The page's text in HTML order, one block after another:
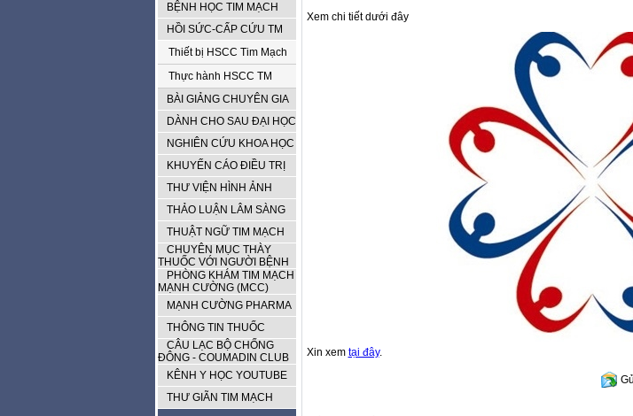
BỆNH HỌC TIM MẠCH
HỒI SỨC-CẤP CỨU TM
Thiết bị HSCC Tim Mạch
Thực hành HSCC TM
BÀI GIẢNG CHUYÊN GIA
DÀNH CHO SAU ĐẠI HỌC
NGHIÊN CỨU KHOA HỌC
KHUYẾN CÁO ĐIỀU TRỊ
THƯ VIỆN HÌNH ẢNH
THẢO LUẬN LÂM SÀNG
THUẬT NGỮ TIM MẠCH
CHUYÊN MỤC THÀY
THUỐC VỚI NGƯỜI BỆNH
PHÒNG KHÁM TIM MẠCH
MẠNH CƯỜNG (MCC)
MẠNH CƯỜNG PHARMA
THÔNG TIN THUỐC
CÂU LẠC BỘ CHỐNG
ĐÔNG - COUMADIN CLUB
KÊNH Y HỌC YOUTUBE
THƯ GIÃN TIM MẠCH
Xem chi tiết dưới đây
Xin xem tại đây.